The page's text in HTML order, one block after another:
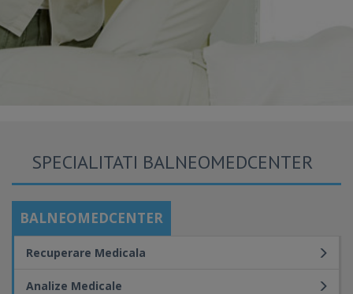
SPECIALITATI BALNEOMEDCENTER
BALNEOMEDCENTER
Recuperare Medicala
Analize Medicale